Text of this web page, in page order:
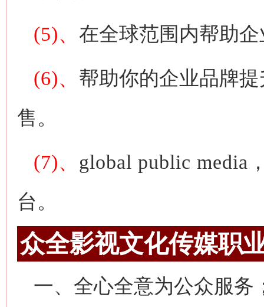
(5)、 在全球范围内帮助
(6)、 帮助你的企业品牌
售。
(7)、 global public media
台。
众全影视文化传媒职
一、全心全意为公众服务